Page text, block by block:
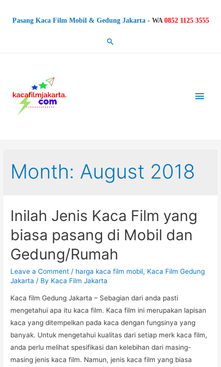
Pasang Kaca Film Mobil & Gedung Jakarta - WA 0852 1125 3555
Search
Main
Month: August 2018
Inilah Jenis Kaca Film yang
biasa pasang di Mobil dan
Gedung/Rumah
Leave a Comment / harga kaca film mobil, Kaca Film Gedung
Jakarta / By Kaca Film Jakarta
Kaca film Gedung Jakarta – Sebagian dari anda pasti
mengetahui apa itu kaca film. Kaca film ini merupakan lapisan
kaca yang ditempelkan pada kaca dengan fungsinya yang
banyak. Untuk mengetahui kualitas dari setiap merk kaca film,
anda perlu melihat spesifikasi dan kelebihan dari masing-
masing jenis kaca film. Namun, jenis kaca film yang biasa